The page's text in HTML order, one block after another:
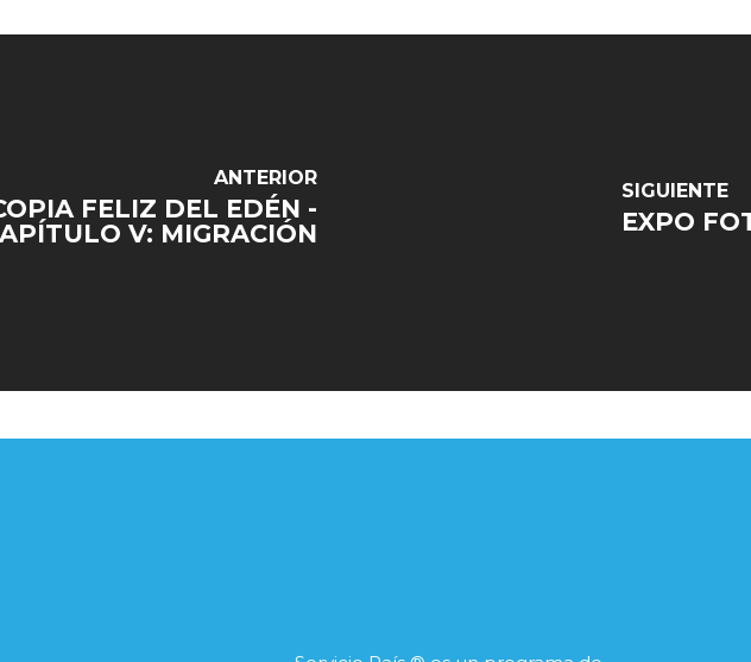
ANTERIOR
FELIZ DEL EDÉN -
V: MIGRACIÓN
SIGUIENTE
EXPO